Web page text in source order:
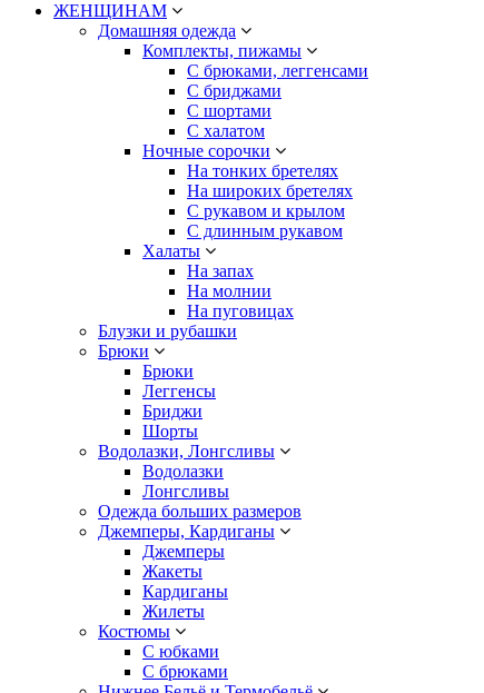
ЖЕНЩИНАМ
Домашняя одежда
Комплекты, пижамы
С брюками, леггенсами
С бриджами
С шортами
С халатом
Ночные сорочки
На тонких бретелях
На широких бретелях
С рукавом и крылом
С длинным рукавом
Халаты
На запах
На молнии
На пуговицах
Блузки и рубашки
Брюки
Брюки
Леггенсы
Бриджи
Шорты
Водолазки, Лонгсливы
Водолазки
Лонгсливы
Одежда больших размеров
Джемперы, Кардиганы
Джемперы
Жакеты
Кардиганы
Жилеты
Костюмы
С юбками
С брюками